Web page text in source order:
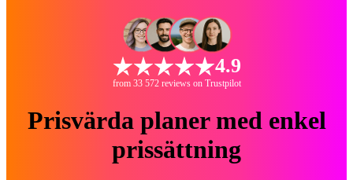
4.9
from 33 572 reviews on Trustpilot
Prisvärda planer med enkel
prissättning